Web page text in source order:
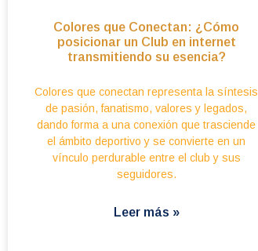
Colores que Conectan: ¿Cómo
posicionar un Club en internet
transmitiendo su esencia?
Colores que conectan representa la síntesis
de pasión, fanatismo, valores y legados,
dando forma a una conexión que trasciende
el ámbito deportivo y se convierte en un
vínculo perdurable entre el club y sus
seguidores.
Leer más »